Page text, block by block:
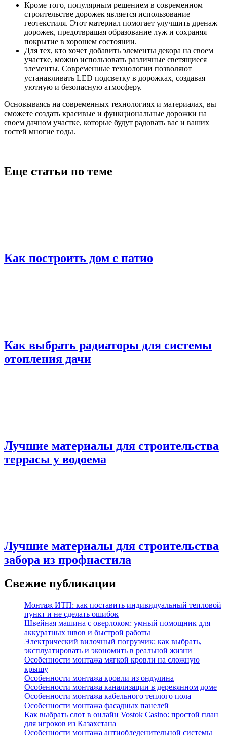
Кроме того, популярным решением в современном
строительстве дорожек является использование
геотекстиля. Этот материал помогает улучшить дренаж
дорожек, предотвращая образование луж и сохраняя
покрытие в хорошем состоянии.
Для тех, кто хочет добавить элементы декора на своем
участке, можно использовать различные светящиеся
элементы. Современные технологии позволяют
устанавливать LED подсветку в дорожках, создавая
уютную и безопасную атмосферу.
Основываясь на современных технологиях и материалах, вы
сможете создать красивые и функциональные дорожки на
своем дачном участке, которые будут радовать вас и ваших
гостей многие годы.
Еще статьи по теме
Как построить дом с патио
Как выбрать радиаторы для системы
отопления дачи
Лучшие материалы для строительства
террасы у водоема
Лучшие материалы для строительства
забора из профнастила
Свежие публикации
Монтаж ИТП: как поставить индивидуальный тепловой
пункт и не сделать ошибок
Швейная машина с оверлоком: умный помощник для
аккуратных швов и быстрой работы
Электрический вилочный погрузчик: как выбрать,
эксплуатировать и экономить в реальной жизни
Особенности монтажа мягкой кровли на сложную
крышу
Особенности монтажа кровли из ондулина
Особенности монтажа канализации в деревянном доме
Особенности монтажа кабельного теплого пола
Особенности монтажа фасадных панелей
Как выбрать слот в онлайн Vostok Casino: простой план
для игроков из Казахстана
Особенности монтажа антиобледенительной системы